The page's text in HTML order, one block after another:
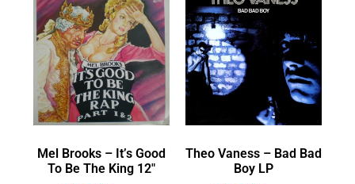
Mel Brooks ‎– It’s Good
To Be The King 12″
Theo Vaness ‎– Bad Bad
Boy LP